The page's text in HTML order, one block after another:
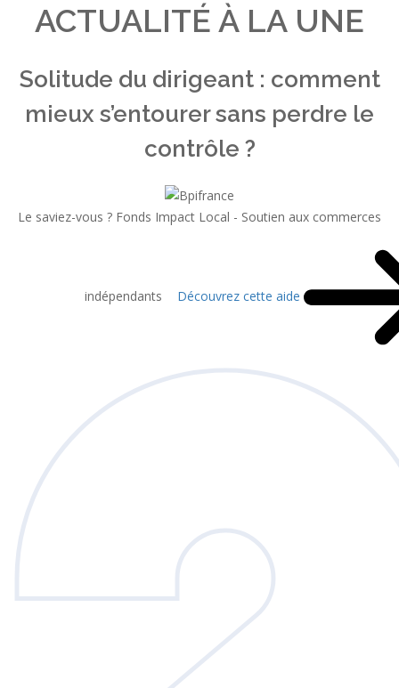
ACTUALITÉ À LA UNE
Solitude du dirigeant : comment
mieux s’entourer sans perdre le
contrôle ?
Le saviez-vous ? Fonds Impact Local - Soutien aux commerces
indépendants Découvrez cette aide